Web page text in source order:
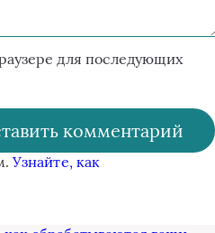
для последующих
Узнайте, как